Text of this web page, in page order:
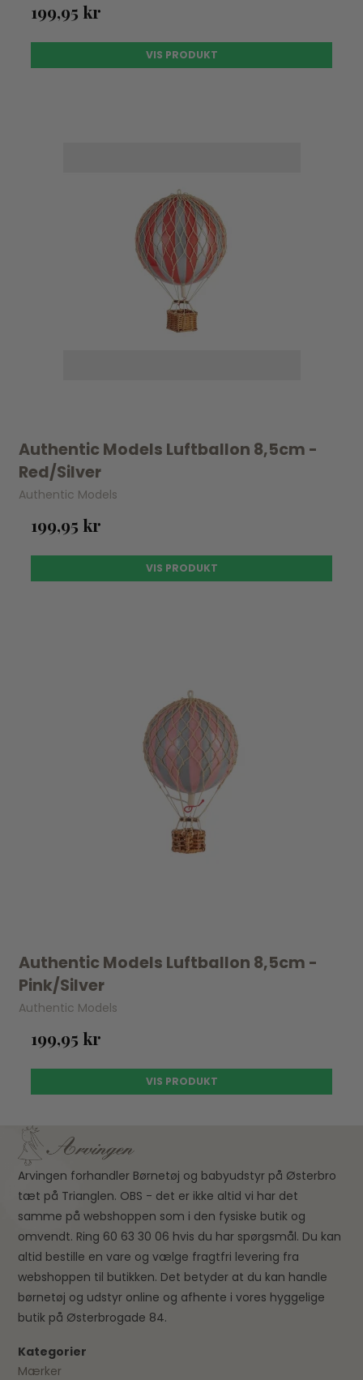
199,95 kr
VIS PRODUKT
Authentic Models Luftballon 8,5cm -
Red/Silver
Authentic Models
199,95 kr
VIS PRODUKT
Authentic Models Luftballon 8,5cm -
Pink/Silver
Authentic Models
199,95 kr
VIS PRODUKT
Arvingen forhandler Børnetøj og babyudstyr på Østerbro
tæt på Trianglen. OBS - det er ikke altid vi har det
samme på webshoppen som i den fysiske butik og
omvendt. Ring 60 63 30 06 hvis du har spørgsmål. Du kan
altid bestille en vare og vælge fragtfri levering fra
webshoppen til butikken. Det betyder at du kan handle
børnetøj og udstyr online og afhente i vores hyggelige
butik på Østerbrogade 84.
Kategorier
Mærker